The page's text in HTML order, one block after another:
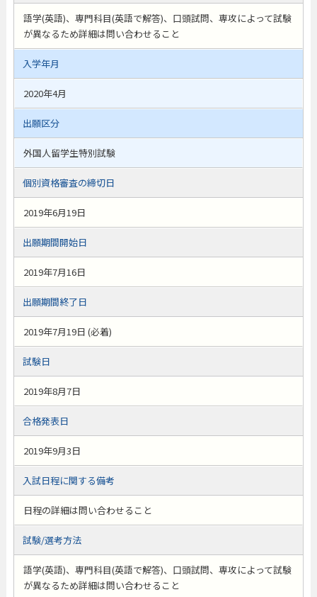
語学(英語)、専門科目(英語で解答)、口頭試問、専攻によって試験
が異なるため詳細は問い合わせること
入学年月
2020年4月
出願区分
外国人留学生特別試験
個別資格審査の締切日
2019年6月19日
出願期間開始日
2019年7月16日
出願期間終了日
2019年7月19日 (必着)
試験日
2019年8月7日
合格発表日
2019年9月3日
入試日程に関する備考
日程の詳細は問い合わせること
試験/選考方法
語学(英語)、専門科目(英語で解答)、口頭試問、専攻によって試験
が異なるため詳細は問い合わせること